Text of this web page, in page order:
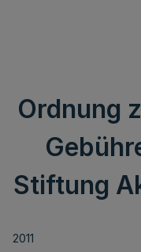
Ordnung
Stiftung
2011